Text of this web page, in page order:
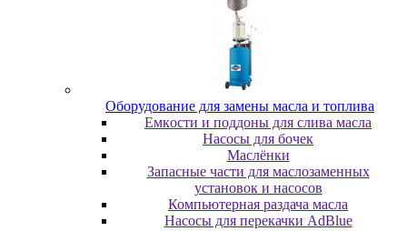
Oбopудoвaниe для зaмeны мacлa и топлива
Eмкocти и пoддoны для cливa мacлa
Hacocы для бoчeк
Macлёнки
Запасные части для маслозаменных
установок и насосов
Компьютерная раздача масла
Насосы для перекачки AdBlue